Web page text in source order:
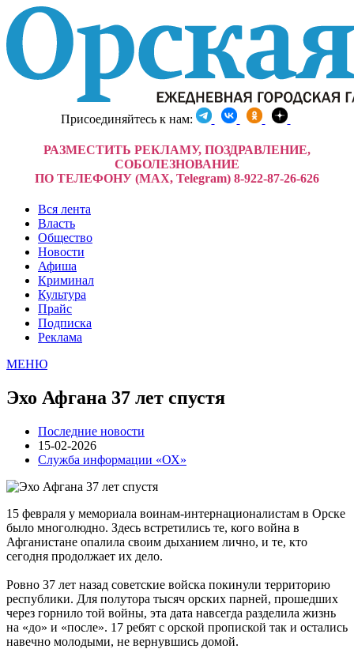
Присоединяйтесь к нам:
РАЗМЕСТИТЬ РЕКЛАМУ, ПОЗДРАВЛЕНИЕ,
СОБОЛЕЗНОВАНИЕ
ПО ТЕЛЕФОНУ (MAX, Telegram) 8-922-87-26-626
Вся лента
Власть
Общество
Новости
Афиша
Криминал
Культура
Прайс
Подписка
Реклама
МЕНЮ
Эхо Афгана 37 лет спустя
Последние новости
15-02-2026
Служба информации «ОХ»
15 февраля у мемориала воинам-интернационалистам в Орске
было многолюдно. Здесь встретились те, кого война в
Афганистане опалила своим дыханием лично, и те, кто
сегодня продолжает их дело.
Ровно 37 лет назад советские войска покинули территорию
республики. Для полутора тысяч орских парней, прошедших
через горнило той войны, эта дата навсегда разделила жизнь
на «до» и «после». 17 ребят с орской пропиской так и остались
навечно молодыми, не вернувшись домой.